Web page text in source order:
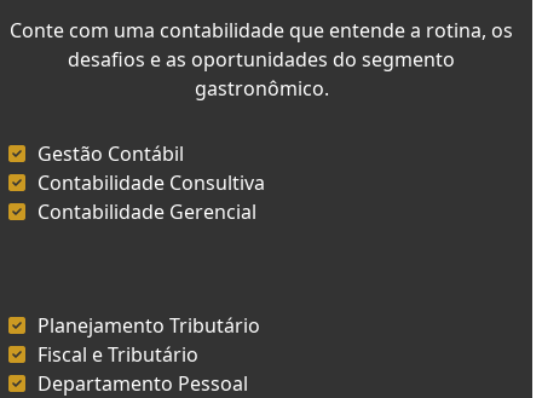
Conte com uma contabilidade que entende a rotina, os
desafios e as oportunidades do segmento
gastronômico.
Gestão Contábil
Contabilidade Consultiva
Contabilidade Gerencial
Planejamento Tributário
Fiscal e Tributário
Departamento Pessoal